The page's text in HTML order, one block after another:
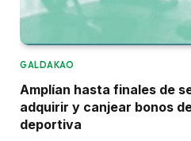
GALDAKAO
Amplían hasta finales de
adquirir y canjear bonos
deportiva